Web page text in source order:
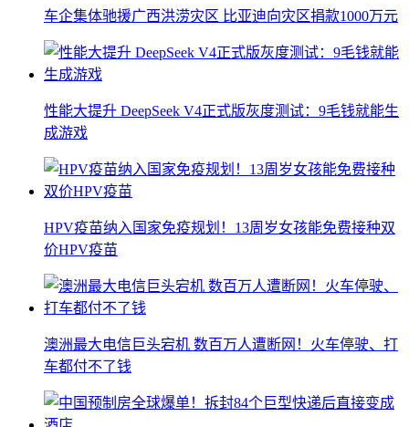
车企集体驰援广西洪涝灾区 比亚迪向灾区捐款1000万元
性能大提升 DeepSeek V4正式版灰度测试：9毛钱就能生
成游戏
HPV疫苗纳入国家免疫规划！13周岁女孩能免费接种双
价HPV疫苗
澳洲最大电信巨头宕机 数百万人遭断网！火车停驶、打
车都付不了钱